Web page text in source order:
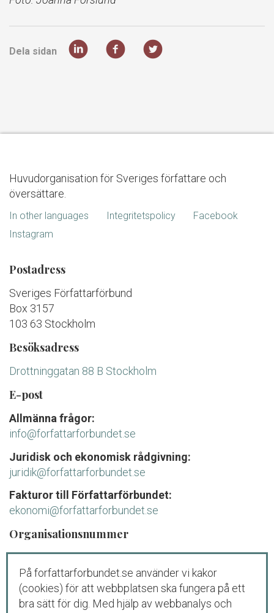
Dela sidan
Huvudorganisation för Sveriges författare och
översättare.
In other languages Integritetspolicy
Facebook
Instagram
Postadress
Sveriges Författarförbund
Box 3157
103 63 Stockholm
Besöksadress
Drottninggatan 88 B Stockholm
E-post
Allmänna frågor:
info@forfattarforbundet.se
Juridisk och ekonomisk rådgivning:
juridik@forfattarforbundet.se
Fakturor till Författarförbundet:
ekonomi@forfattarforbundet.se
Organisationsnummer
802004-7687
Telefon
Växeln:08-545 132 00
På forfattarforbundet.se använder vi kakor
(cookies) för att webbplatsen ska fungera på ett
bra sätt för dig. Med hjälp av webbanalys och